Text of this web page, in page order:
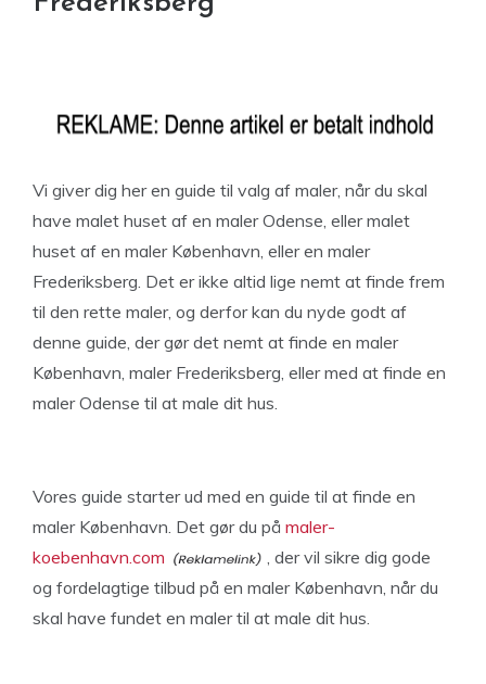
Vi giver dig her en guide til valg af maler, når du skal
have malet huset af en maler Odense, eller malet
huset af en maler København, eller en maler
Frederiksberg. Det er ikke altid lige nemt at finde frem
til den rette maler, og derfor kan du nyde godt af
denne guide, der gør det nemt at finde en maler
København, maler Frederiksberg, eller med at finde en
maler Odense til at male dit hus.
Vores guide starter ud med en guide til at finde en
maler København. Det gør du på maler-
koebenhavn.com
, der vil sikre dig gode
og fordelagtige tilbud på en maler København, når du
skal have fundet en maler til at male dit hus.